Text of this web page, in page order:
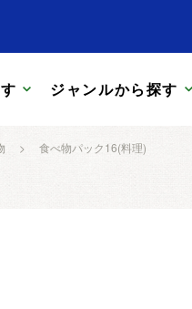
ジャンルから探す
>
食べ物パック16(料理)